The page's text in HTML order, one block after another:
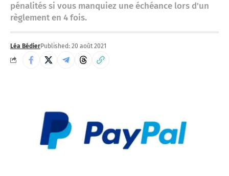
pénalités si vous manquiez une échéance lors d'un
règlement en 4 fois.
Léa BédierPublished: 20 août 2021